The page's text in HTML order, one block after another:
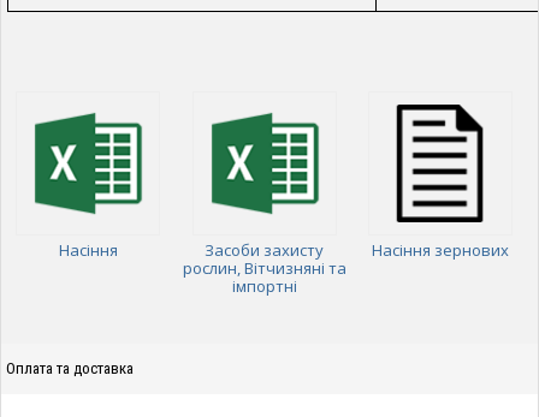
Насіння
Засоби захисту
рослин, Вітчизняні та
імпортні
Насіння зернових
Оплата та доставка